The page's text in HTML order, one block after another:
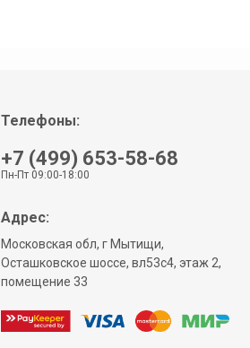
Телефоны:
+7 (499) 653-58-68
Пн-Пт 09:00-18:00
Адрес:
Московская обл, г Мытищи,
Осташковское шоссе, вл53с4, этаж 2,
помещение 33